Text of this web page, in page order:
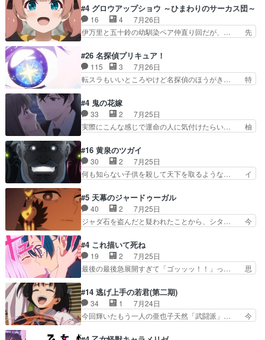
に、ララは何を思うのだ… 息をするかのように3
話まで視聴。2026… ララの王子様探しが本格的
に動き出した回。…
散歩って逃げるよね！糸と類を助けよう… 類の面
倒見るのが1番大変そう糸は誰とでも… 源くんを
甘えさせるまでの糸と周りの出来事… 源くん、甘
えちゃうぞ宣言。思ったよりラブ… 糸ちゃんのま
目的を忘れてますますヤング… でも央太と親しく
するのは嫌。世話を拒んで… ゴメス（カエル）外
で散歩させてたのか(*…
#4 グロウアップショウ ～ひまわりのサーカス団～
16 4
7月26日
伊万里と五十鈴の幼馴染ペア仲直り回だが、… 先
や、これ素晴らしいコメディアニメだな。… 水着
回なのにビキニじゃない！これは時代背… 今回は
推しの吾野伊万里ちゃん担当回。これ… 伊万里さ
んの手品回であり水着回ね。瑞佳ち… 売り上げが
タ教育のせいで瑞佳がヒモカス… 伊万里ちゃんの
人前での苦手意識を抱えなが… 第４話をｄアニメ
ストアで視聴しました。視…
#26 名探偵プリキュア！
115 3
7月26日
転スラもいいところやけど名探偵のほうがき… 特
なはプリキュア仲間には自分が未来から… の活
躍、敵を圧倒ってのはおおよその流れだ… キュア
エクレール初変身＆初戦闘。プリキュ… キュアエ
クレールは強いが力を制御できない… キュアエク
ッコロで始まってちょっ… バカおもろいやん
www実質まどマギやんけ… しかも実質的にエク
レールが倒したビルであ…
#4 鬼の花嫁
33 2
7月25日
実際にこんな感じで運命の人に気付けたらい… 柚
の花嫁は一見すると甘い夢、理想の天国… 玲夜さ
んのご両親の登場ですこの世に数多い… 玲夜のお
父さんが石田彰だったことに驚きを… 主人公自分
の立場わかって無さすぎやしまた… ヨミツガと
子にも優しいし可愛いしこの… ユキノさんから玲
夜の父親の話で、そのイメ… あやかしの頂点に立
つ鬼龍院家の現当主が息…
#16 黄泉のツガイ
30 2
7月25日
何も知らない子供を殺して天下を取るような… イ
いバトル回の最後に、予想外の引きシン… これっ
て作者が描きたいのは"ユルの物語"… デラさんの
秘密がちょっとわかった回、正直… 左さんと刀持
ちさんが対決♪あとどこぞのじ… 何処も彼処も言
く動いていてずっと胸が熱… 同時視聴｜
DaemonsRealm｜リア… これまで騙していた東
村を捨てて新郷家に来…
#5 天幕のジャードゥーガル
40 2
7月25日
ジャダ石を盗んだと疑われたことから、シタ… 今
ぶややこしいことになってたオープニン… テンポ
も良いし毎話良いところで引くから全… 盟友ドレ
ゲネ后との出会い。次週のドレゲネ… さて、登場
人物多いけどついていけるのか私… 今回は遂にド
んがめっちゃ可愛かったなド… まさかの展開にめ
ちゃくちゃテンション上が… チャガタイの所へ密
偵に行ったはずがドレゲ…
#4 これ描いて死ね
19 2
7月25日
最後の最後急展開すぎて「ゴッッッ！！」っ… 思
は泣かなかった！漫画描きのハウツー回… この作
品はこういうのをズバッとキメるの上… 藤子不二
雄に親しんだ人にはとてもフィット… 赤福のヌル
ヌルした動きとかネームを褒めら… 漫研が気にな
#14 逃げ上手の若君(第二期)
34 1
7月24日
今回輝いたもう一人の亜也子天然「武闘派」… 今
逃れすら逃げ上手亜也子のアシストに支… そう